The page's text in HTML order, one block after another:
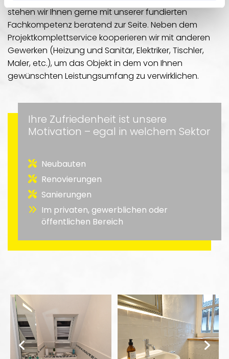
stehen wir Ihnen gerne mit unserer fundierten
Fachkompetenz beratend zur Seite. Neben dem
Projektkomplettservice kooperieren wir mit anderen
Gewerken (Heizung und Sanitär, Elektriker, Tischler,
Maler, etc.), um das Objekt in dem von Ihnen
gewünschten Leistungsumfang zu verwirklichen.
Ihre Zufriedenheit ist unsere
Motivation – egal in welchem Sektor
Neubauten
Renovierungen
Sanierungen
Im privaten, gewerblichen oder
öffentlichen Bereich